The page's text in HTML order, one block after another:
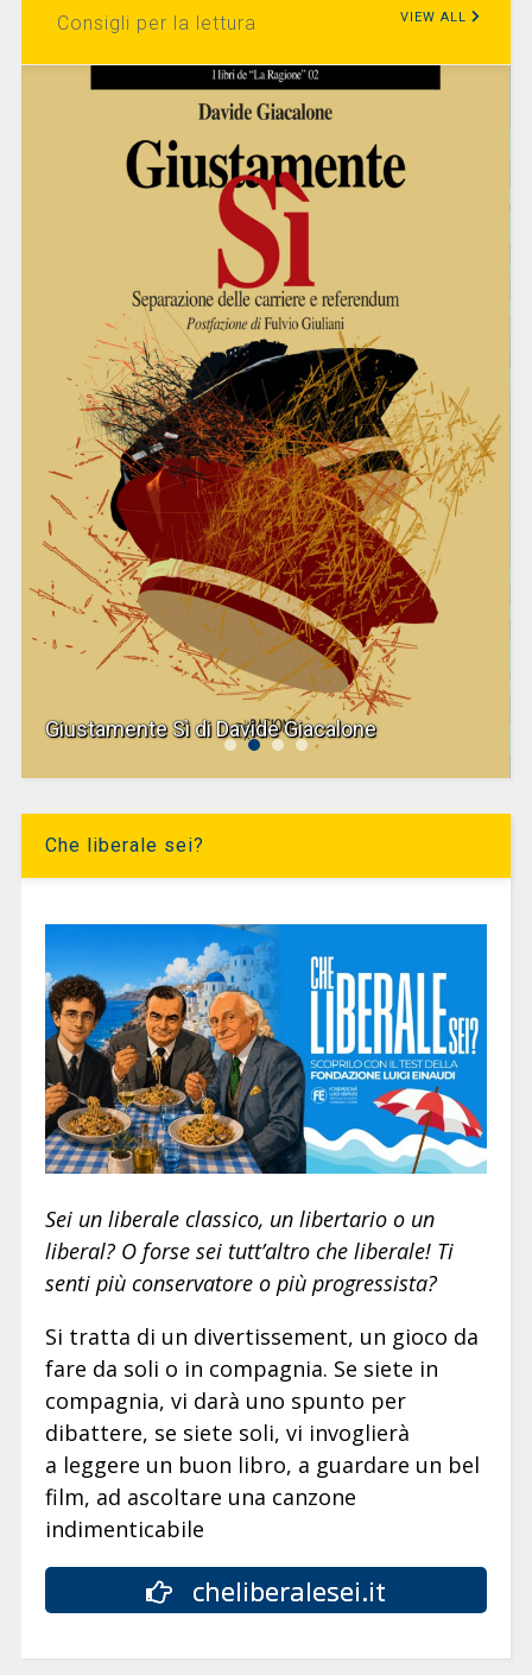
Consigli per la lettura VIEW ALL
Giustamente Sì di Davide Giacalone
Che liberale sei?
Sei un liberale classico, un libertario o un
liberal? O forse sei tutt’altro che liberale! Ti
senti più conservatore o più progressista?
Si tratta di un divertissement, un gioco da
fare da soli o in compagnia. Se siete in
compagnia, vi darà uno spunto per
dibattere, se siete soli, vi invoglierà
a leggere un buon libro, a guardare un bel
film, ad ascoltare una canzone
indimenticabile
cheliberalesei.it